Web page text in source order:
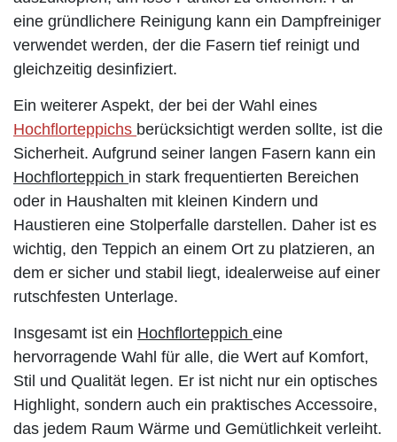
eine gründlichere Reinigung kann ein Dampfreiniger
verwendet werden, der die Fasern tief reinigt und
gleichzeitig desinfiziert.
Ein weiterer Aspekt, der bei der Wahl eines
Hochflorteppichs berücksichtigt werden sollte, ist die
Sicherheit. Aufgrund seiner langen Fasern kann ein
Hochflorteppich in stark frequentierten Bereichen
oder in Haushalten mit kleinen Kindern und
Haustieren eine Stolperfalle darstellen. Daher ist es
wichtig, den Teppich an einem Ort zu platzieren, an
dem er sicher und stabil liegt, idealerweise auf einer
rutschfesten Unterlage.
Insgesamt ist ein Hochflorteppich eine
hervorragende Wahl für alle, die Wert auf Komfort,
Stil und Qualität legen. Er ist nicht nur ein optisches
Highlight, sondern auch ein praktisches Accessoire,
das jedem Raum Wärme und Gemütlichkeit verleiht.